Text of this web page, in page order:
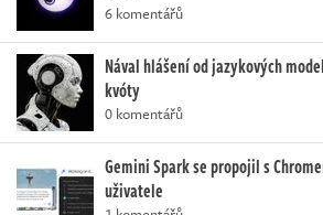
6 komentářů
Nával hlášení od jazykových
kvóty
0 komentářů
Gemini Spark se propojil s
uživatele